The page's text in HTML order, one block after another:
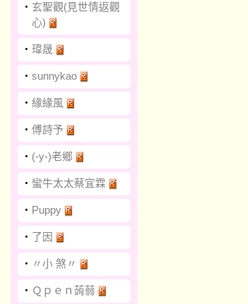
‧ 玄聖觀(見世情返觀
心)
‧ 瑋晟
‧ sunnykao
‧ 緣緣風
‧ 傅詩予
‧ (-y-)老鄉
‧ 蠻牛太太蔡宜霖
‧ Puppy
‧ 了因
‧ 〃小 煞〃
‧ Ｑｐｅｎ蒟蒻